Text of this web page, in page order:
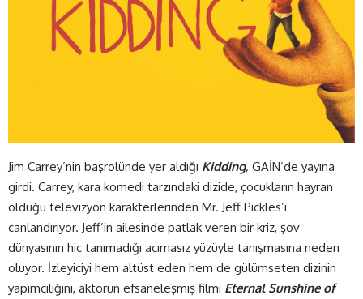
Jim Carrey’nin başrolünde yer aldığı Kidding, GAİN’de yayına
girdi. Carrey, kara komedi tarzındaki dizide, çocukların hayran
olduğu televizyon karakterlerinden Mr. Jeff Pickles’ı
canlandırıyor. Jeff’in ailesinde patlak veren bir kriz, şov
dünyasının hiç tanımadığı acımasız yüzüyle tanışmasına neden
oluyor. İzleyiciyi hem altüst eden hem de gülümseten dizinin
yapımcılığını, aktörün efsaneleşmiş filmi Eternal Sunshine of